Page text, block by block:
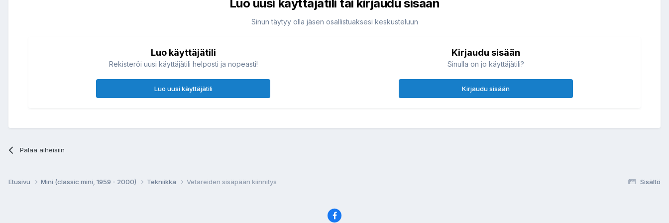
Luo uusi käyttäjätili tai kirjaudu sisään
Sinun täytyy olla jäsen osallistuaksesi keskusteluun
Luo käyttäjätili
Rekisteröi uusi käyttäjätili helposti ja nopeasti!
Luo uusi käyttäjätili
Kirjaudu sisään
Sinulla on jo käyttäjätili?
Kirjaudu sisään
Palaa aiheisiin
Sisältö
Etusivu Mini (classic mini, 1959 - 2000) Tekniikka Vetareiden sisäpään kiinnitys